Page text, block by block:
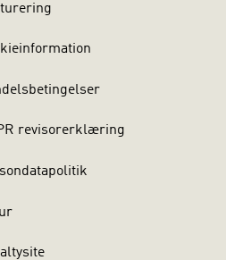
revisorerklæring